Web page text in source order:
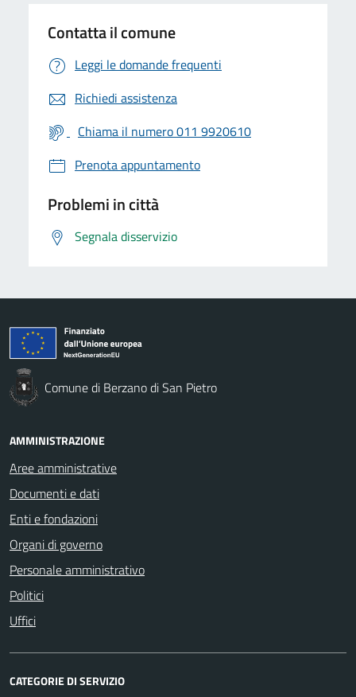
Contatta il comune
Leggi le domande frequenti
Richiedi assistenza
Chiama il numero 011 9920610
Prenota appuntamento
Problemi in città
Segnala disservizio
Comune di Berzano di San Pietro
AMMINISTRAZIONE
Aree amministrative
Documenti e dati
Enti e fondazioni
Organi di governo
Personale amministrativo
Politici
Uffici
CATEGORIE DI SERVIZIO